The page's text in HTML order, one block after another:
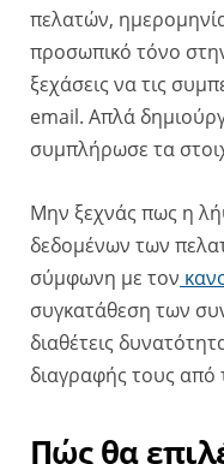
πελατών,
προσωπικό τόνο
ξεχάσεις να τις
email. Απλά
συμπλήρωσε τα
Μην ξεχνάς πως η
δεδομένων των
σύμφωνη με τον
συγκατάθεση των
διαθέτεις
διαγραφής τους από
Πώς θα